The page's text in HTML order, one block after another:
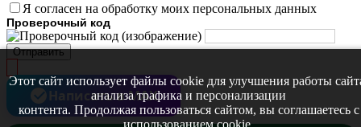
Этот сайт использует файлы cookie для улучшения работы
анализа трафика и персонализации
контента. Продолжая пользоваться сайтом, вы соглашаетесь с
использованием cookie.
Я согласен на обработку моих персональных данных
Проверочный код
Отправить
Написать в MAX